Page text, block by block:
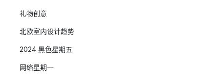
礼物创意
北欧室内设计趋势
2024 黑色星期五
网络星期一